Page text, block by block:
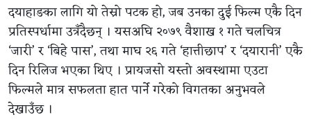
दयाहाङका लागि यो तेस्रो पटक हो, जब उनका दुई फिल्म एकै दिन
प्रतिस्पर्धामा उत्रँदैछन् । यसअघि २०७९ वैशाख १ गते चलचित्र
‘जारी’ र ‘बिहे पास’, तथा माघ २६ गते ‘हात्तीछाप’ र ‘दयारानी’ एकै
दिन रिलिज भएका थिए । प्रायजसो यस्तो अवस्थामा एउटा
फिल्मले मात्र सफलता हात पार्ने गरेको विगतका अनुभवले
देखाउँछ ।